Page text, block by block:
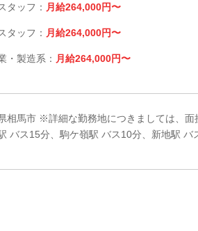
タッフ： 月給264,000円〜
タッフ： 月給264,000円〜
・製造系： 月給264,000円〜
相馬市 ※詳細な勤務地につきましては、面
バス15分、駒ケ嶺駅 バス10分、新地駅 バ